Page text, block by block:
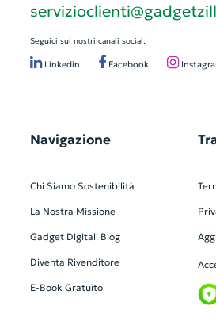
Seguici sui nostri canali social:
Linkedin Facebook
Navigazione
Chi Siamo Sostenibilità
La Nostra Missione
Gadget Digitali Blog
Diventa Rivenditore
E-Book Gratuito